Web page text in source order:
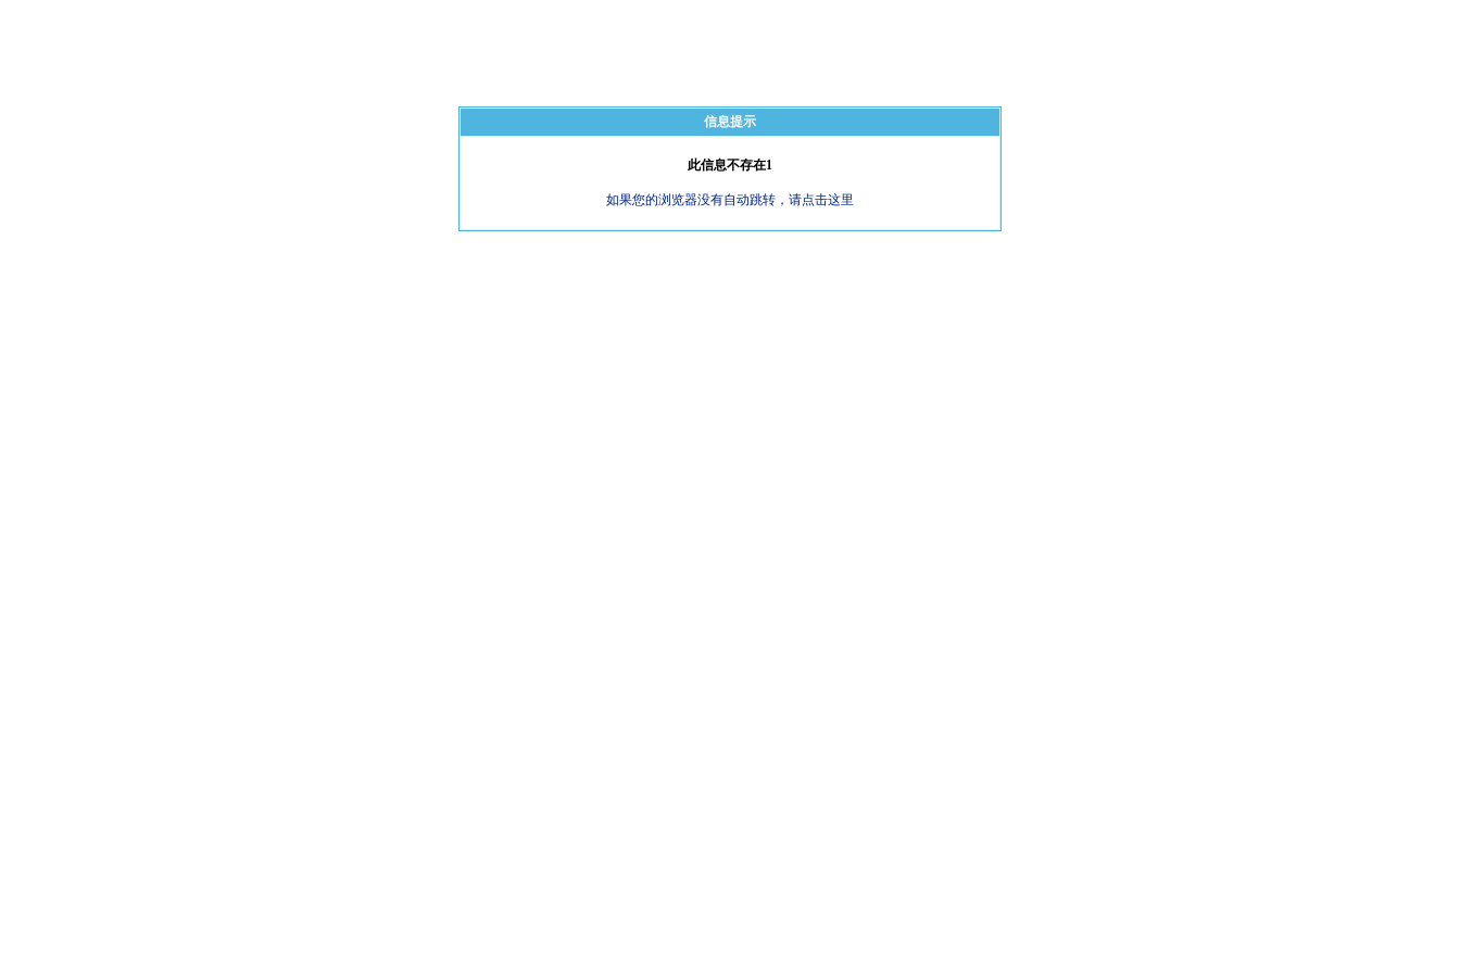
信息提示
此信息不存在1
如果您的浏览器没有自动跳转，请点击这里